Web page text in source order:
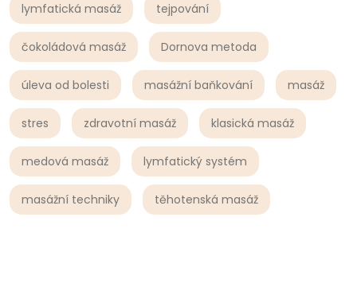
lymfatická masáž tejpování
čokoládová masáž Dornova metoda
úleva od bolesti masážní baňkování masáž
stres zdravotní masáž klasická masáž
medová masáž lymfatický systém
masážní techniky těhotenská masáž